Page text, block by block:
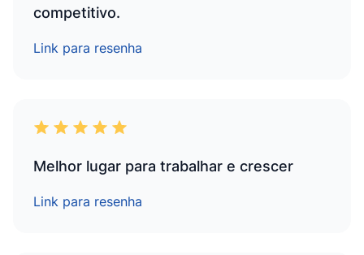
competitivo.
Link para resenha
Melhor lugar para trabalhar e crescer
Link para resenha